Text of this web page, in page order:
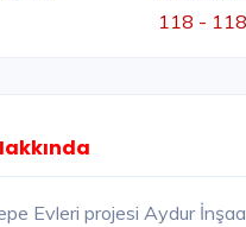
118 -
Evleri projesi Aydur